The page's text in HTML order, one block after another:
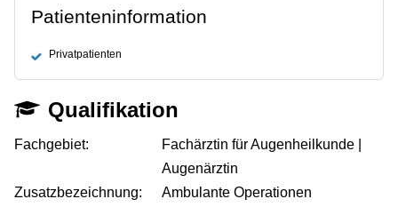
Patienteninformation
Privatpatienten
Qualifikation
Fachgebiet:
Fachärztin für Augenheilkunde |
Augenärztin
Zusatzbezeichnung:
Ambulante Operationen